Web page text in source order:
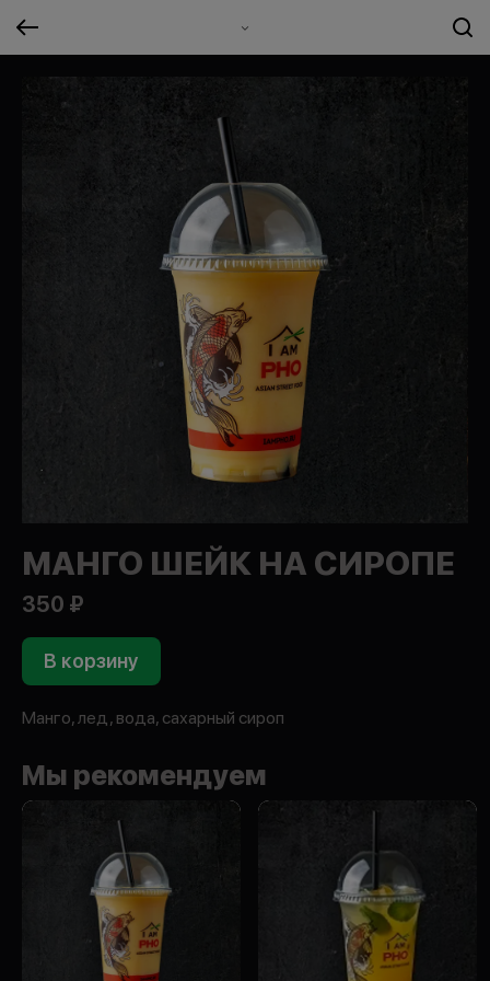
МАНГО ШЕЙК НА СИРОПЕ
350 ₽
В корзину
Манго, лед, вода, сахарный сироп
Мы рекомендуем